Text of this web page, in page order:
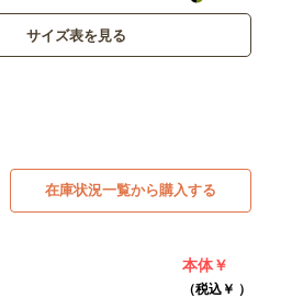
サイズ表を見る
在庫状況一覧から購入する
本体￥
（税込￥ ）